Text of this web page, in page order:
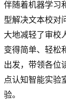
伴随着机器学习
型解决文本校对
大地减轻了审校
变得简单、轻松
出发，带领各位
点认知智能实验
验。